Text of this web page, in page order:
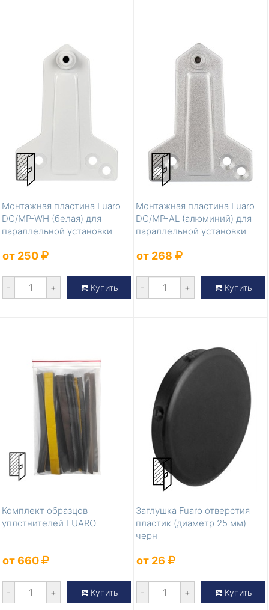
Монтажная пластина Fuaro
DC/MP-WH (белая) для
параллельной установки
от 250
- + Купить
Монтажная пластина Fuaro
DC/MP-AL (алюминий) для
параллельной установки
от 268
- + Купить
Комплект образцов
уплотнителей FUARO
от 660
- + Купить
Заглушка Fuaro отверстия
пластик (диаметр 25 мм)
черн
от 26
- + Купить